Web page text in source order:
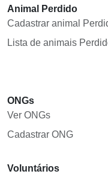
Animal Perdido
Cadastrar animal
Lista de animais
ONGs
Ver ONGs
Cadastrar ONG
Voluntários